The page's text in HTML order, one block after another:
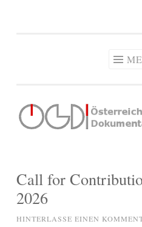
Call for
2026
HINTERLASSE EINEN